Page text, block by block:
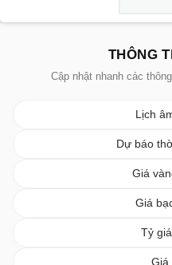
THÔNG
Cập nhật nhanh các
Lịch
Dự báo
Giá
Giá
Tỷ
Giá